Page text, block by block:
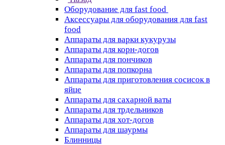
Оборудование для fast food
Аксессуары для оборудования для fast
food
Аппараты для варки кукурузы
Аппараты для корн-догов
Аппараты для пончиков
Аппараты для попкорна
Аппараты для приготовления сосисок в
яйце
Аппараты для сахарной ваты
Аппараты для трдельников
Аппараты для хот-догов
Аппараты для шаурмы
Блинницы